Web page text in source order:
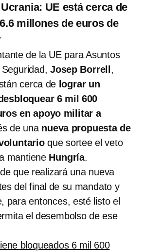
UE está cerca de
millones de euros de
de la UE para Asuntos
Seguridad,Josep Borrell,
cerca de lograr un
6 mil 600
en apoyo militar a
de una nueva propuesta de
que sortee el veto
mantiene Hungría.
que realizará una nueva
del final de su mandato y
para entonces, esté listo el
el desembolso de ese
bloqueados 6 mil 600